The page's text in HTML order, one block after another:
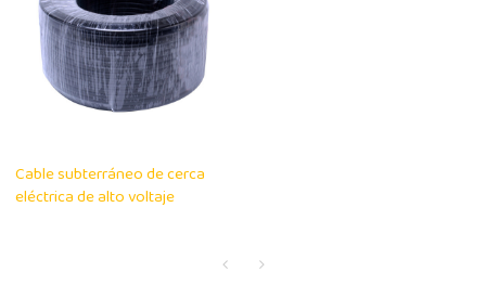
Cable subterráneo de cerca
eléctrica de alto voltaje